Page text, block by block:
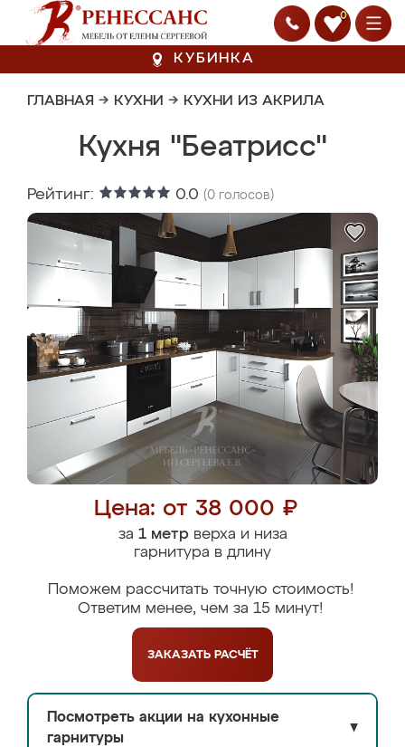
0
КУБИНКА
ГЛАВНАЯ → КУХНИ → КУХНИ ИЗ АКРИЛА
Кухня "Беатрисс"
Рейтинг: 0.0 (0 голосов)
Цена: от 38 000 ₽
за 1 метрверха и низа
гарнитура в длину
Поможем рассчитать точную стоимость!
Ответим менее, чем за 15 минут!
ЗАКАЗАТЬ РАСЧЁТ
Посмотреть акции на кухонные
гарнитуры
▼